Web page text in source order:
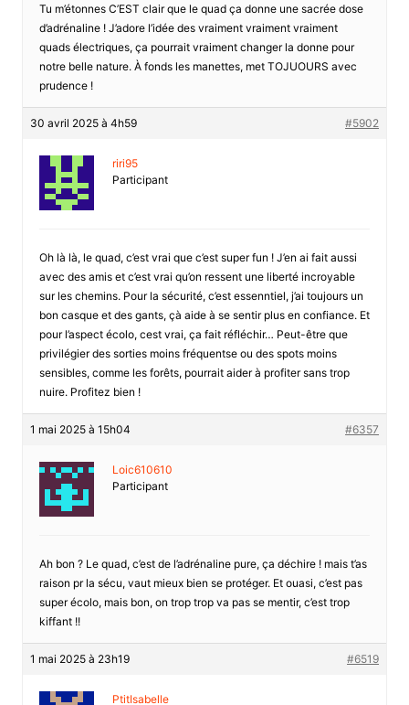
Tu m’étonnes C’EST clair que le quad ça donne une sacrée dose
d’adrénaline ! J’adore l’idée des vraiment vraiment vraiment
quads électriques, ça pourrait vraiment changer la donne pour
notre belle nature. À fonds les manettes, met TOJUOURS avec
prudence !
30 avril 2025 à 4h59 #5902
riri95
Participant
Oh là là, le quad, c’est vrai que c’est super fun ! J’en ai fait aussi
avec des amis et c’est vrai qu’on ressent une liberté incroyable
sur les chemins. Pour la sécurité, c’est essenntiel, j’ai toujours un
bon casque et des gants, çà aide à se sentir plus en confiance. Et
pour l’aspect écolo, cest vrai, ça fait réfléchir… Peut-être que
privilégier des sorties moins fréquentse ou des spots moins
sensibles, comme les forêts, pourrait aider à profiter sans trop
nuire. Profitez bien !
1 mai 2025 à 15h04 #6357
Loic610610
Participant
Ah bon ? Le quad, c’est de l’adrénaline pure, ça déchire ! mais t’as
raison pr la sécu, vaut mieux bien se protéger. Et ouasi, c’est pas
super écolo, mais bon, on trop trop va pas se mentir, c’est trop
kiffant !!
1 mai 2025 à 23h19 #6519
PtitIsabelle